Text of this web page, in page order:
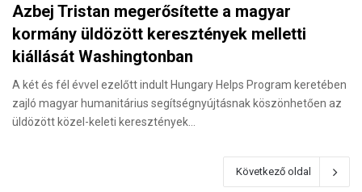
Azbej Tristan megerősítette a magyar
kormány üldözött keresztények melletti
kiállását Washingtonban
A két és fél évvel ezelőtt indult Hungary Helps Program keretében
zajló magyar humanitárius segítségnyújtásnak köszönhetően az
üldözött közel-keleti keresztények…
Következő oldal